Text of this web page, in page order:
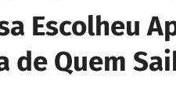
Escolheu
de Quem